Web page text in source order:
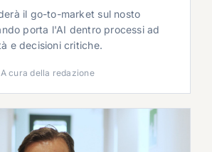
il go-to-market sul nosto
porta l'AI dentro processi ad
e decisioni critiche.
A cura della redazione